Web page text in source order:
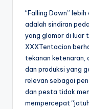
“Falling Down”
adalah sindiran
yang glamor di luar
XXXTentacion
tekanan ketenaran,
dan produksi yang
relevan sebagai
dan pesta tidak
mempercepat